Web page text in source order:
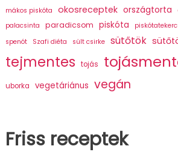
mákos piskóta okosreceptek országtorta
palacsinta paradicsom piskóta
spenót Szafi diéta sült csirke sütőtök
tejmentes tojás
uborka vegetáriánus vegán
Friss receptek